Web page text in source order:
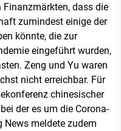
dass die
zumindest einige der
könnte, die zur
eingeführt wurden,
Zeng und Yu waren
nicht erreichbar. Für
chinesischer
der es um die Corona-
News meldete zudem